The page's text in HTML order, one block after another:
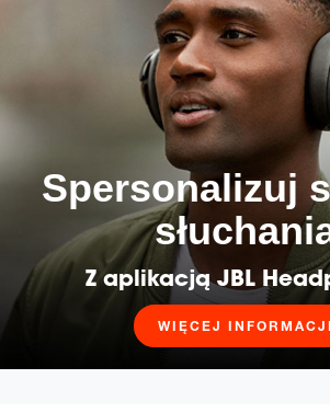
Spersonalizuj
Z aplikacją JBL
WIĘCEJ INFORMACJI